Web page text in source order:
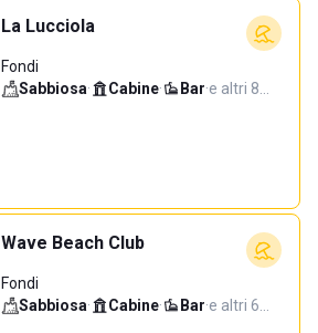
La Lucciola
Fondi
Sabbiosa· Cabine· Bar·e altri 8…
Wave Beach Club
Fondi
Sabbiosa· Cabine· Bar·e altri 6…